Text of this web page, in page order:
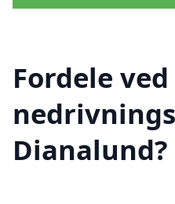
Fordele
Dianalund?